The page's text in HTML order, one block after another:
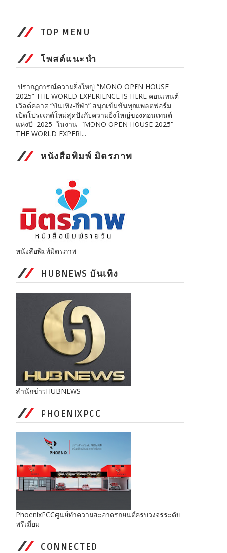
TOP MENU
โพสต์แนะนำ
ปรากฏการณ์ความยิ่งใหญ่ “MONO OPEN HOUSE
2025” THE WORLD EXPERIENCE IS HERE คอนเทนต์
เวิลด์คลาส “บันเทิง-กีฬา” สนุกเข้มข้นทุกแพลตฟอร์ม
เปิดโปรเจกต์ใหม่สุดปังกับความยิ่งใหญ่ของคอนเทนต์
แห่งปี 2025 ในงาน “MONO OPEN HOUSE 2025”
THE WORLD EXPERI...
หนังสือพิมพ์ มิตรภาพ
หนังสือพิมพ์มิตรภาพ
HUBNEWS บันเทิง
สำนักข่าวHUBNEWS
PHOENIXPCC
PhoenixPCCศูนย์ทำความสะอาดรถยนต์ครบวงจรระดับ
พรีเมี่ยม
CONNECTED